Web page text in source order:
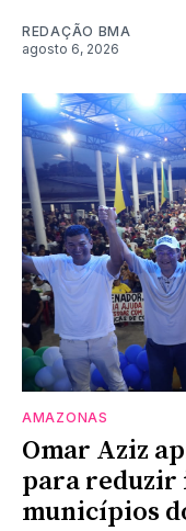
REDAÇÃO BMA
agosto 6, 2026
AMAZONAS
Omar Aziz
para reduzir
municípios